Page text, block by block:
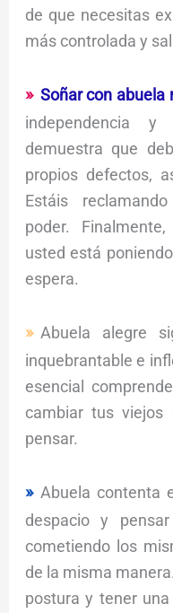
de que necesitas
más controlada y
Soñar con abuela
independencia
demuestra que
propios defectos,
Estáis
poder.
usted está
espera.
Abuela alegre
inquebrantable e
esencial
cambiar tus
pensar.
Abuela contenta
despacio y
cometiendo los
de la misma
postura y tener